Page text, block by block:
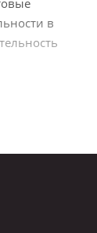
в
время
акций